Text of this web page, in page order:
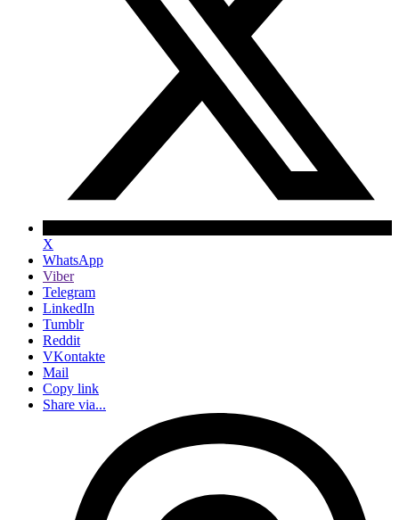
X
WhatsApp
Viber
Telegram
LinkedIn
Tumblr
Reddit
VKontakte
Mail
Copy link
Share via...